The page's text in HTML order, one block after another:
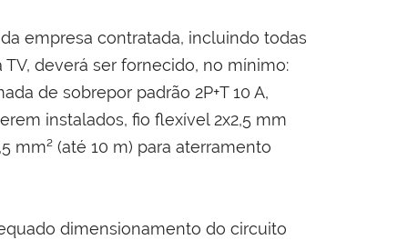
empresa contratada, incluindo todas
deverá ser fornecido, no mínimo:
de sobrepor padrão 2P+T 10 A,
instalados, fio flexível 2x2,5 mm
mm² (até 10 m) para aterramento
dimensionamento do circuito